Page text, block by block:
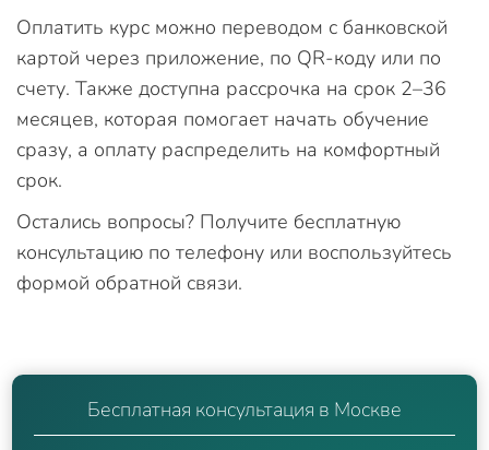
Оплатить курс можно переводом с банковской
картой через приложение, по QR-коду или по
счету. Также доступна рассрочка на срок 2–36
месяцев, которая помогает начать обучение
сразу, а оплату распределить на комфортный
срок.
Остались вопросы? Получите бесплатную
консультацию по телефону или воспользуйтесь
формой обратной связи.
Бесплатная консультация в Москве